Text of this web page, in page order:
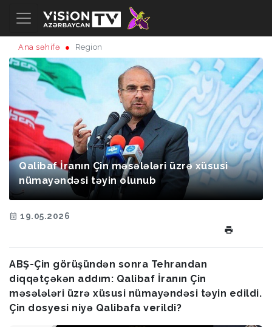
Ana səhifə Region
Qalibaf İranın Çin məsələləri üzrə xüsusi
nümayəndəsi təyin olunub
19.05.2026
ABŞ-Çin görüşündən sonra Tehrandan
diqqətçəkən addım: Qalibaf İranın Çin
məsələləri üzrə xüsusi nümayəndəsi təyin edildi.
Çin dosyesi niyə Qalibafa verildi?